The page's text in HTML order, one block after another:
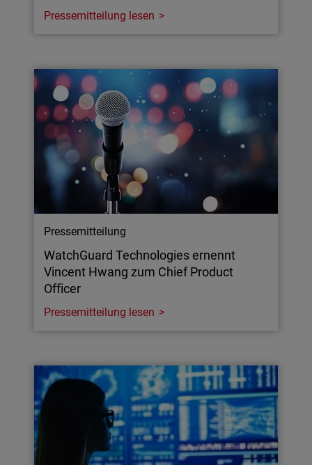
Pressemitteilung lesen
Pressemitteilung
WatchGuard Technologies ernennt
Vincent Hwang zum Chief Product
Officer
Pressemitteilung lesen